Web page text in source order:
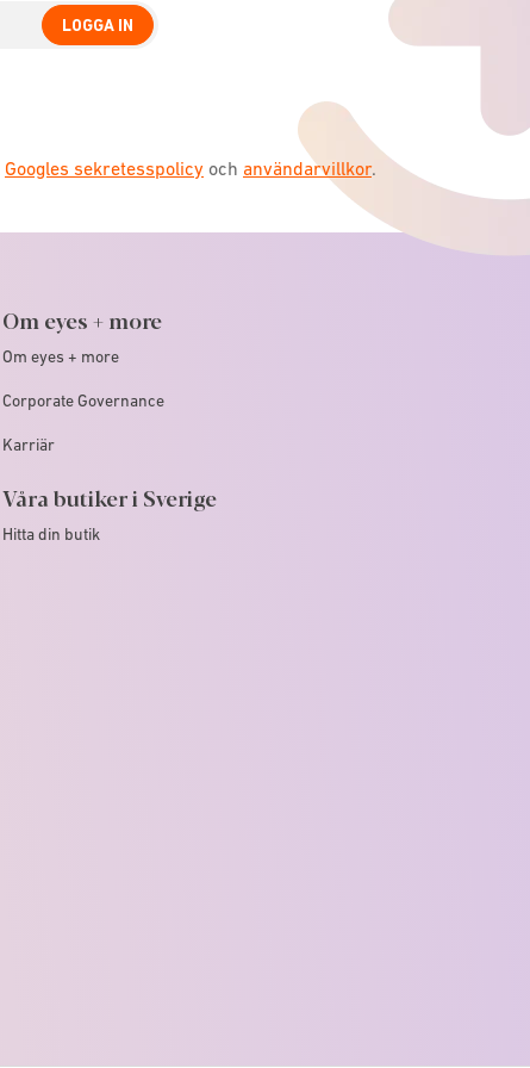
LOGGA IN
Googles sekretesspolicy och användarvillkor.
Om eyes + more
Om eyes + more
Corporate Governance
Karriär
Våra butiker i Sverige
Hitta din butik